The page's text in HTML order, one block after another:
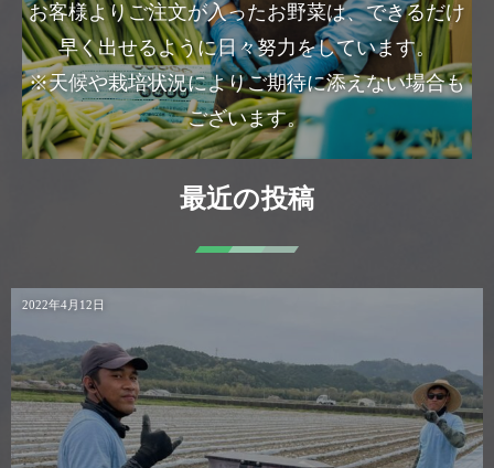
お客様よりご注文が入ったお野菜は、できるだけ
早く出せるように日々努力をしています。
※天候や栽培状況によりご期待に添えない場合も
ございます。
最近の投稿
2022年4月12日